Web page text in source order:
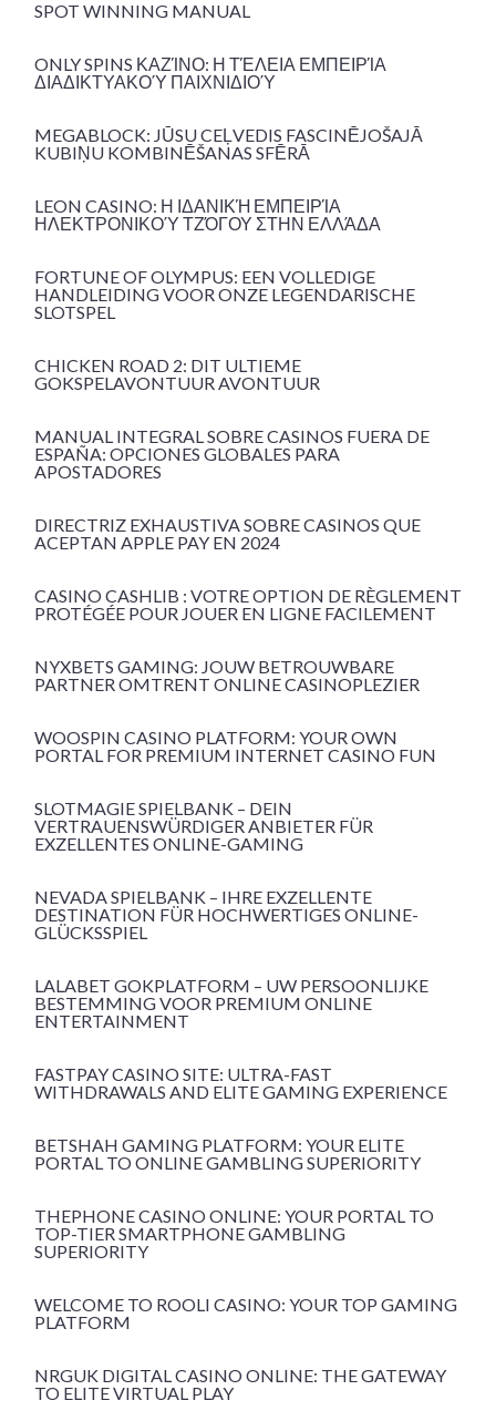
SPOT WINNING MANUAL
ONLY SPINS ΚΑΖΊΝΟ: Η ΤΈΛΕΙΑ ΕΜΠΕΙΡΊΑ
ΔΙΑΔΙΚΤΥΑΚΟΎ ΠΑΙΧΝΙΔΙΟΎ
MEGABLOCK: JŪSU CEĻVEDIS FASCINĒJOŠAJĀ
KUBIŅU KOMBINĒŠANAS SFĒRĀ
LEON CASINO: Η ΙΔΑΝΙΚΉ ΕΜΠΕΙΡΊΑ
ΗΛΕΚΤΡΟΝΙΚΟΎ ΤΖΌΓΟΥ ΣΤΗΝ ΕΛΛΆΔΑ
FORTUNE OF OLYMPUS: EEN VOLLEDIGE
HANDLEIDING VOOR ONZE LEGENDARISCHE
SLOTSPEL
CHICKEN ROAD 2: DIT ULTIEME
GOKSPELAVONTUUR AVONTUUR
MANUAL INTEGRAL SOBRE CASINOS FUERA DE
ESPAÑA: OPCIONES GLOBALES PARA
APOSTADORES
DIRECTRIZ EXHAUSTIVA SOBRE CASINOS QUE
ACEPTAN APPLE PAY EN 2024
CASINO CASHLIB : VOTRE OPTION DE RÈGLEMENT
PROTÉGÉE POUR JOUER EN LIGNE FACILEMENT
NYXBETS GAMING: JOUW BETROUWBARE
PARTNER OMTRENT ONLINE CASINOPLEZIER
WOOSPIN CASINO PLATFORM: YOUR OWN
PORTAL FOR PREMIUM INTERNET CASINO FUN
SLOTMAGIE SPIELBANK – DEIN
VERTRAUENSWÜRDIGER ANBIETER FÜR
EXZELLENTES ONLINE-GAMING
NEVADA SPIELBANK – IHRE EXZELLENTE
DESTINATION FÜR HOCHWERTIGES ONLINE-
GLÜCKSSPIEL
LALABET GOKPLATFORM – UW PERSOONLIJKE
BESTEMMING VOOR PREMIUM ONLINE
ENTERTAINMENT
FASTPAY CASINO SITE: ULTRA-FAST
WITHDRAWALS AND ELITE GAMING EXPERIENCE
BETSHAH GAMING PLATFORM: YOUR ELITE
PORTAL TO ONLINE GAMBLING SUPERIORITY
THEPHONE CASINO ONLINE: YOUR PORTAL TO
TOP-TIER SMARTPHONE GAMBLING
SUPERIORITY
WELCOME TO ROOLI CASINO: YOUR TOP GAMING
PLATFORM
NRGUK DIGITAL CASINO ONLINE: THE GATEWAY
TO ELITE VIRTUAL PLAY